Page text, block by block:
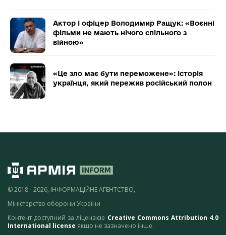
Актор і офіцер Володимир Ращук: «Воєнні
фільми не мають нічого спільного з
війною»
«Це зло має бути переможене»: історія
українця, який пережив російський полон
© 2018 - 2026, ІНФОРМАЦІЙНЕ АГЕНТСТВО,
Міністерство оборони України
Контент доступний за ліцензією Creative Commons Attribution 4.0
International license якщо не зазначено інше.